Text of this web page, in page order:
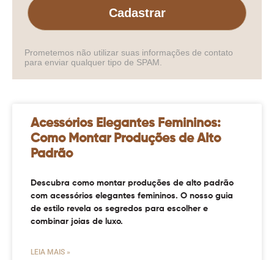
Cadastrar
Prometemos não utilizar suas informações de contato
para enviar qualquer tipo de SPAM.
Acessórios Elegantes Femininos:
Como Montar Produções de Alto
Padrão
Descubra como montar produções de alto padrão
com acessórios elegantes femininos. O nosso guia
de estilo revela os segredos para escolher e
combinar joias de luxo.
LEIA MAIS »